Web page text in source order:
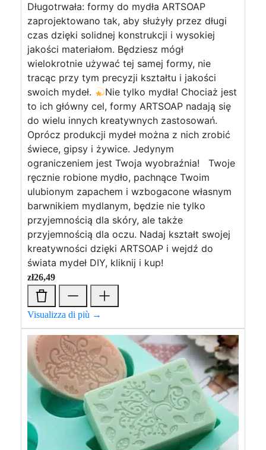
Długotrwała: formy do mydła ARTSOAP
zaprojektowano tak, aby służyły przez długi
czas dzięki solidnej konstrukcji i wysokiej
jakości materiałom. Będziesz mógł
wielokrotnie używać tej samej formy, nie
tracąc przy tym precyzji kształtu i jakości
swoich mydeł.
Nie tylko mydła! Chociaż jest
to ich główny cel, formy ARTSOAP nadają się
do wielu innych kreatywnych zastosowań.
Oprócz produkcji mydeł można z nich zrobić
świece, gipsy i żywice. Jedynym
ograniczeniem jest Twoja wyobraźnia! Twoje
ręcznie robione mydło, pachnące Twoim
ulubionym zapachem i wzbogacone własnym
barwnikiem mydlanym, będzie nie tylko
przyjemnością dla skóry, ale także
przyjemnością dla oczu. Nadaj kształt swojej
kreatywności dzięki ARTSOAP i wejdź do
świata mydeł DIY, kliknij i kup!
zł26,49
Visualizza di più →